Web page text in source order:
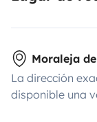
Moraleja
La dirección
disponible una